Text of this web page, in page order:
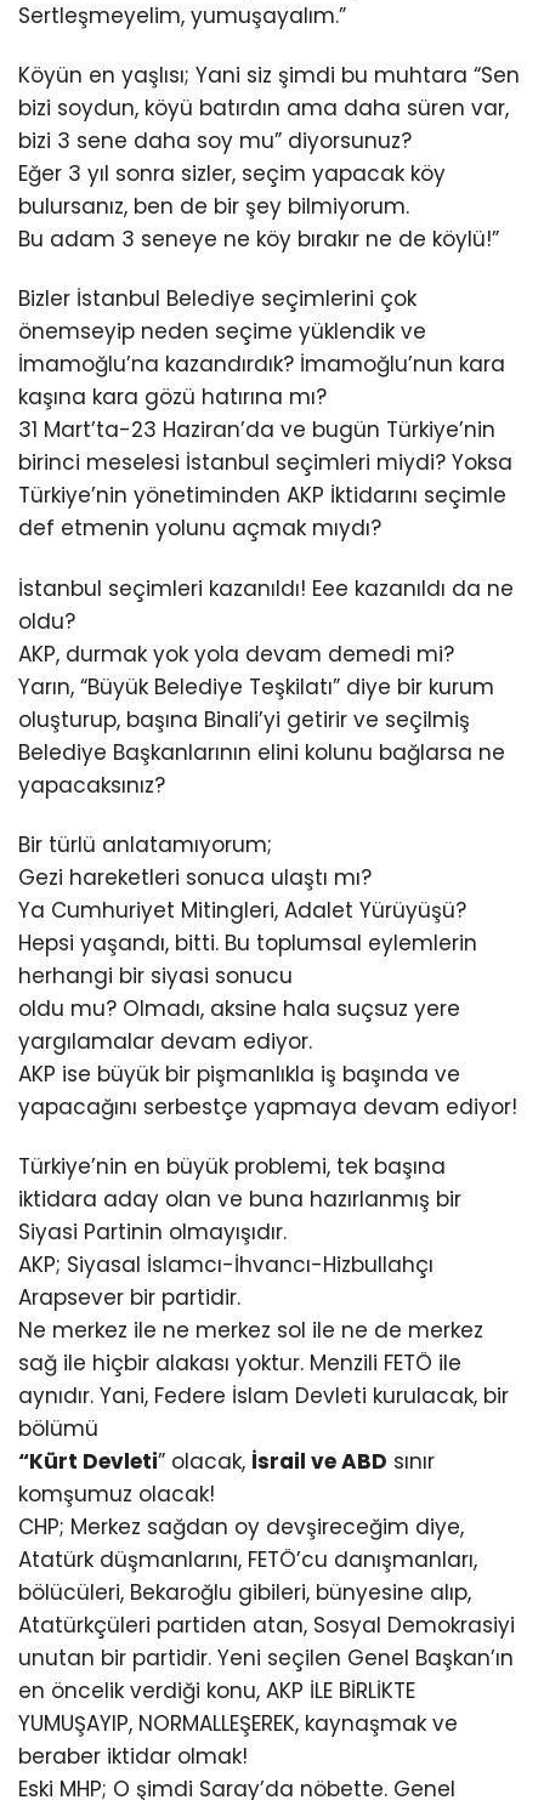
Sertleşmeyelim, yumuşayalım.”
Köyün en yaşlısı; Yani siz şimdi bu muhtara “Sen
bizi soydun, köyü batırdın ama daha süren var,
bizi 3 sene daha soy mu” diyorsunuz?
Eğer 3 yıl sonra sizler, seçim yapacak köy
bulursanız, ben de bir şey bilmiyorum.
Bu adam 3 seneye ne köy bırakır ne de köylü!”
Bizler İstanbul Belediye seçimlerini çok
önemseyip neden seçime yüklendik ve
İmamoğlu’na kazandırdık? İmamoğlu’nun kara
kaşına kara gözü hatırına mı?
31 Mart’ta-23 Haziran’da ve bugün Türkiye’nin
birinci meselesi İstanbul seçimleri miydi? Yoksa
Türkiye’nin yönetiminden AKP İktidarını seçimle
def etmenin yolunu açmak mıydı?
İstanbul seçimleri kazanıldı! Eee kazanıldı da ne
oldu?
AKP, durmak yok yola devam demedi mi?
Yarın, “Büyük Belediye Teşkilatı” diye bir kurum
oluşturup, başına Binali’yi getirir ve seçilmiş
Belediye Başkanlarının elini kolunu bağlarsa ne
yapacaksınız?
Bir türlü anlatamıyorum;
Gezi hareketleri sonuca ulaştı mı?
Ya Cumhuriyet Mitingleri, Adalet Yürüyüşü?
Hepsi yaşandı, bitti. Bu toplumsal eylemlerin
herhangi bir siyasi sonucu
oldu mu? Olmadı, aksine hala suçsuz yere
yargılamalar devam ediyor.
AKP ise büyük bir pişmanlıkla iş başında ve
yapacağını serbestçe yapmaya devam ediyor!
Türkiye’nin en büyük problemi, tek başına
iktidara aday olan ve buna hazırlanmış bir
Siyasi Partinin olmayışıdır.
AKP; Siyasal İslamcı-İhvancı-Hizbullahçı
Arapsever bir partidir.
Ne merkez ile ne merkez sol ile ne de merkez
sağ ile hiçbir alakası yoktur. Menzili FETÖ ile
aynıdır. Yani, Federe İslam Devleti kurulacak, bir
bölümü
“Kürt Devleti” olacak, İsrail ve ABD sınır
komşumuz olacak!
CHP; Merkez sağdan oy devşireceğim diye,
Atatürk düşmanlarını, FETÖ’cu danışmanları,
bölücüleri, Bekaroğlu gibileri, bünyesine alıp,
Atatürkçüleri partiden atan, Sosyal Demokrasiyi
unutan bir partidir. Yeni seçilen Genel Başkan’ın
en öncelik verdiği konu, AKP İLE BİRLİKTE
YUMUŞAYIP, NORMALLEŞEREK, kaynaşmak ve
beraber iktidar olmak!
Eski MHP; O şimdi Saray’da nöbette. Genel